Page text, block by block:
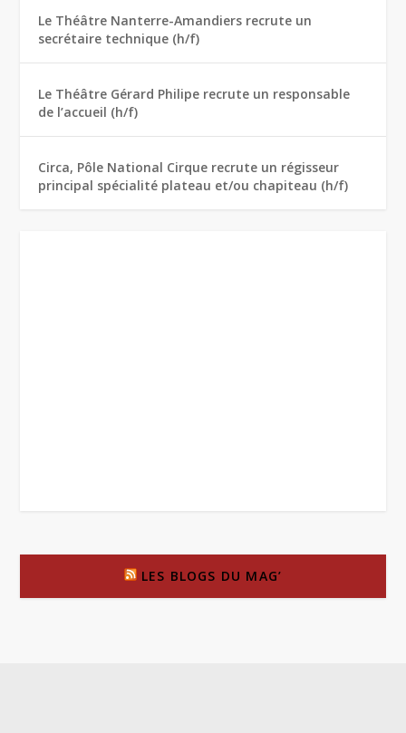
Le Théâtre Nanterre-Amandiers recrute un
secrétaire technique (h/f)
Le Théâtre Gérard Philipe recrute un responsable
de l’accueil (h/f)
Circa, Pôle National Cirque recrute un régisseur
principal spécialité plateau et/ou chapiteau (h/f)
LES BLOGS DU MAG’